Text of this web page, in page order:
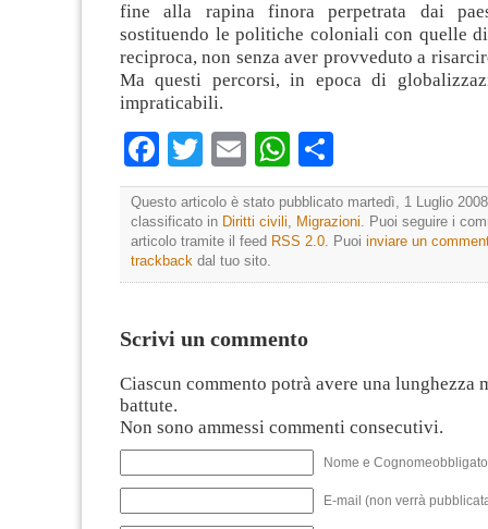
fine alla rapina finora perpetrata dai
sostituendo le politiche coloniali con quelle
reciproca, non senza aver provveduto a
Ma questi percorsi, in epoca di
impraticabili.
Facebook
TwitterEmailWhatsApp
Questo articolo è stato pubblicato martedì, 1 Luglio
classificato in Diritti civili Migrazioni . Puoi seguire i
articolo tramite il feed RSS 2.0 . Puoi inviare un
trackback dal tuo sito.
Scrivi un commento
Ciascun commento potrà avere una lunghezza
battute.
Non sono ammessi commenti consecutivi.
Nome e
E-mail (non verrà